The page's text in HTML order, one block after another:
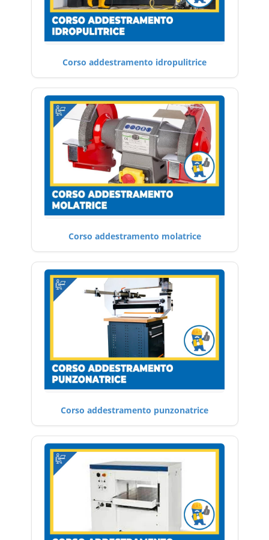
Corso addestramento idropulitrice
Corso addestramento molatrice
Corso addestramento punzonatrice